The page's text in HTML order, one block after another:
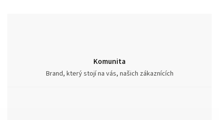
Komunita
Brand, který stojí na vás, našich zákaznících